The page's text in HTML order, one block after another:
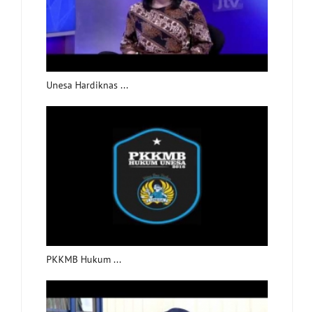
Unesa Hardiknas ...
PKKMB Hukum ...